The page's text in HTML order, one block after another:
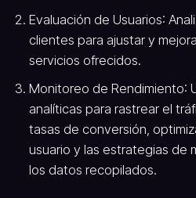
Evaluación de Usuarios:
clientes para ajustar y
servicios ofrecidos.
Monitoreo de Rendimiento:
analíticas para rastrear el
tasas de conversión,
usuario y las estrategias de
los datos recopilados.